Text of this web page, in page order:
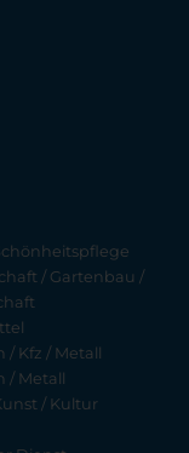
/ Gartenbau /
Kfz / Metall
/ Metall
/ Kultur